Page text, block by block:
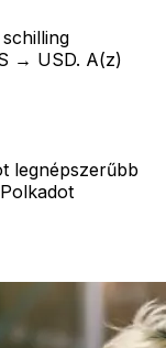
→ USD. A(z)
legnépszerűbb